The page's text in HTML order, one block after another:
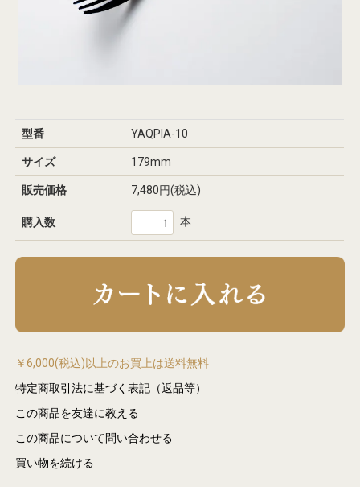
型番 YAQPIA-10
サイズ 179mm
販売価格 7,480円(税込)
購入数 本
￥6,000(税込)以上のお買上は送料無料
特定商取引法に基づく表記（返品等）
この商品を友達に教える
この商品について問い合わせる
買い物を続ける